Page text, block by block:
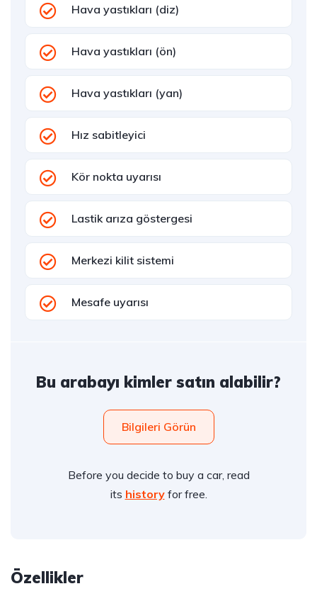
Hava yastıkları (diz)
Hava yastıkları (ön)
Hava yastıkları (yan)
Hız sabitleyici
Kör nokta uyarısı
Lastik arıza göstergesi
Merkezi kilit sistemi
Mesafe uyarısı
Bu arabayı kimler satın alabilir?
Bilgileri Görün
Before you decide to buy a car, read
its historyfor free.
Özellikler